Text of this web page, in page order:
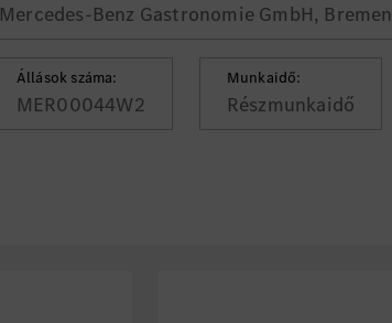
Mercedes-Benz Gastronomie GmbH, Bremen
Állások száma:
MER00044W2
Munkaidő:
Részmunkaidő